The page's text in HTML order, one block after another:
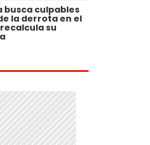
busca culpables
la derrota en el
su